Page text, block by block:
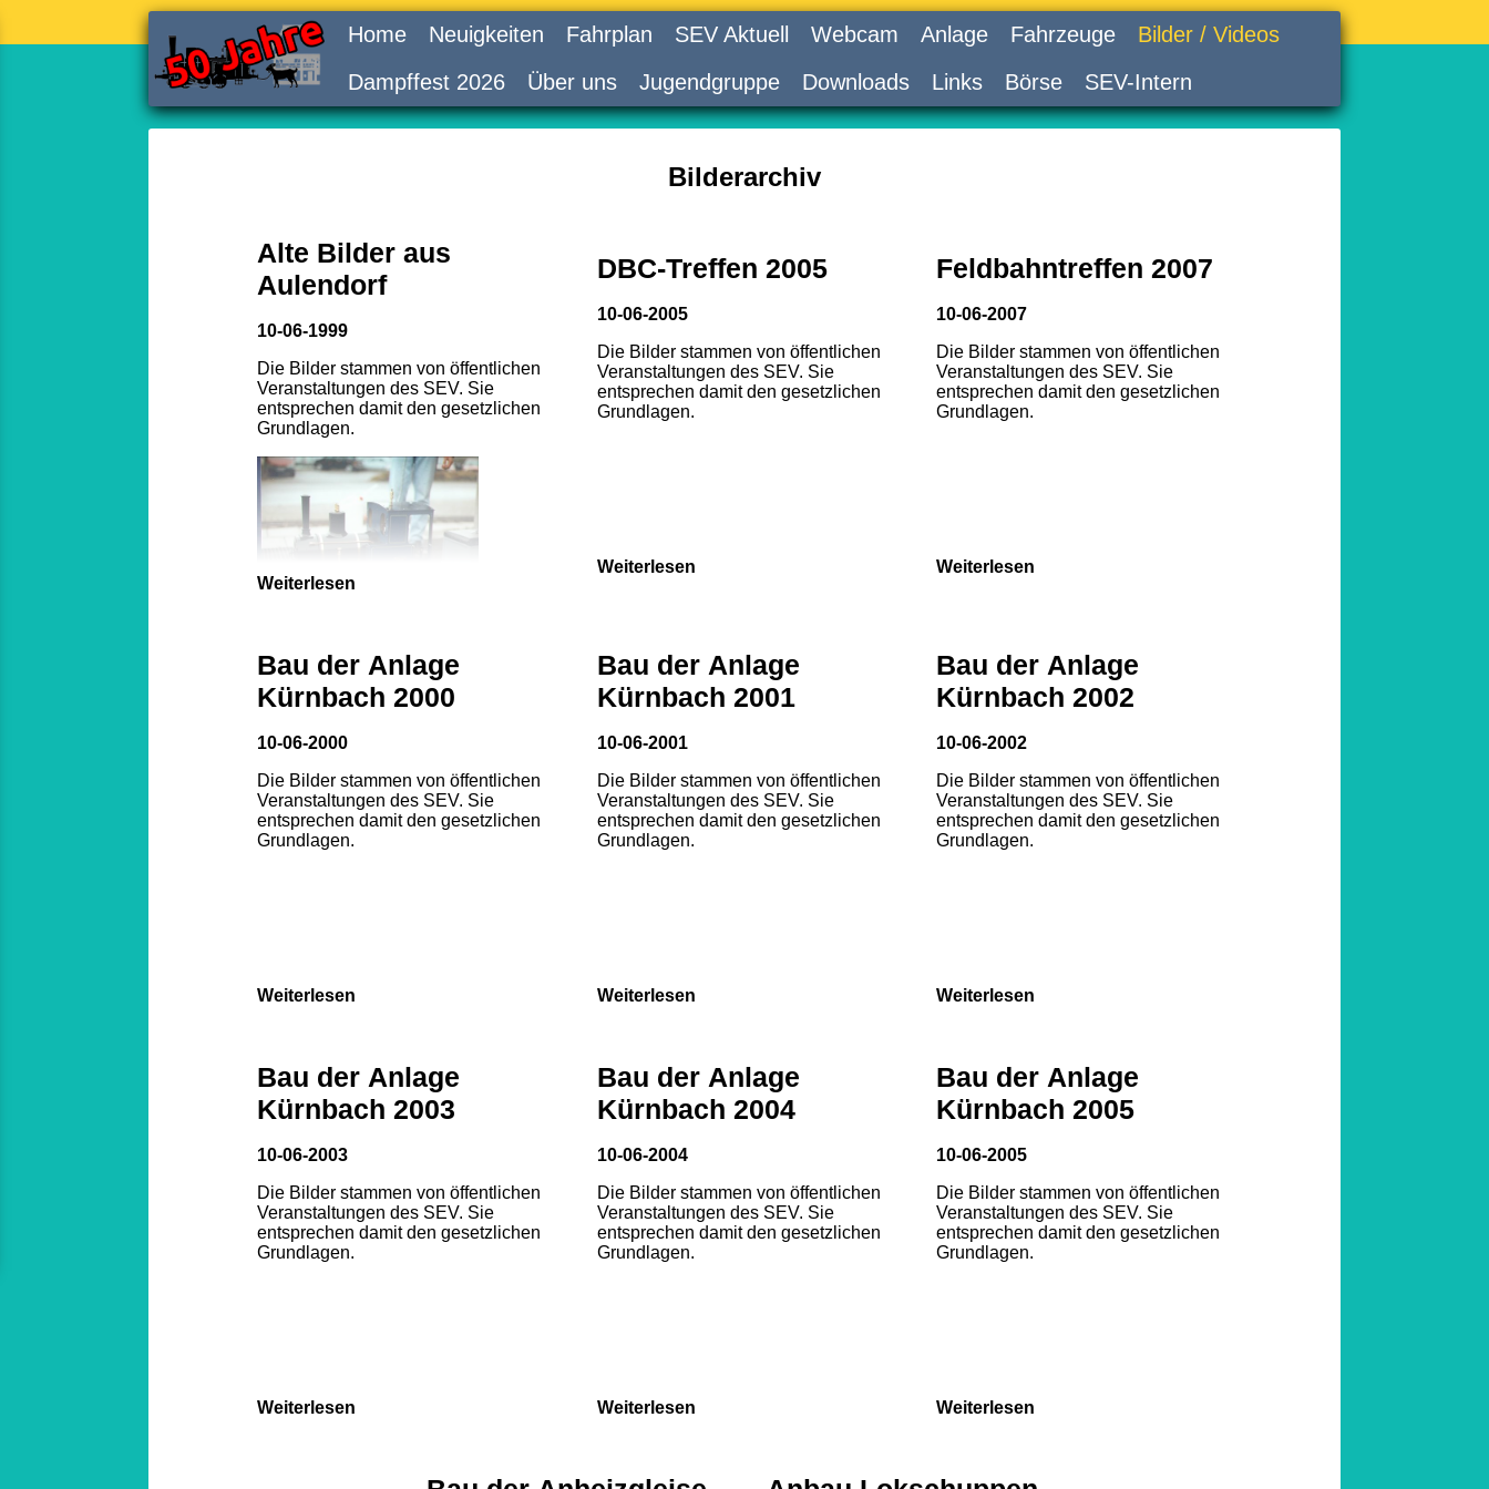
Home Neuigkeiten Fahrplan SEV Aktuell Webcam Anlage Fahrzeuge
Bilder / Videos
Dampffest 2026
Über uns Jugendgruppe Downloads Links Börse SEV-Intern
Bilderarchiv
Alte Bilder aus
Aulendorf
10-06-1999
Die Bilder stammen von öffentlichen
Veranstaltungen des SEV. Sie
entsprechen damit den gesetzlichen
Grundlagen.
Weiterlesen
DBC-Treffen 2005
10-06-2005
Die Bilder stammen von öffentlichen
Veranstaltungen des SEV. Sie
entsprechen damit den gesetzlichen
Grundlagen.
Weiterlesen
Feldbahntreffen 2007
10-06-2007
Die Bilder stammen von öffentlichen
Veranstaltungen des SEV. Sie
entsprechen damit den gesetzlichen
Grundlagen.
Weiterlesen
Bau der Anlage
Kürnbach 2000
10-06-2000
Die Bilder stammen von öffentlichen
Veranstaltungen des SEV. Sie
entsprechen damit den gesetzlichen
Grundlagen.
Weiterlesen
Bau der Anlage
Kürnbach 2001
10-06-2001
Die Bilder stammen von öffentlichen
Veranstaltungen des SEV. Sie
entsprechen damit den gesetzlichen
Grundlagen.
Weiterlesen
Bau der Anlage
Kürnbach 2002
10-06-2002
Die Bilder stammen von öffentlichen
Veranstaltungen des SEV. Sie
entsprechen damit den gesetzlichen
Grundlagen.
Weiterlesen
Bau der Anlage
Kürnbach 2003
10-06-2003
Die Bilder stammen von öffentlichen
Veranstaltungen des SEV. Sie
entsprechen damit den gesetzlichen
Grundlagen.
Weiterlesen
Bau der Anlage
Kürnbach 2004
10-06-2004
Die Bilder stammen von öffentlichen
Veranstaltungen des SEV. Sie
entsprechen damit den gesetzlichen
Grundlagen.
Weiterlesen
Bau der Anlage
Kürnbach 2005
10-06-2005
Die Bilder stammen von öffentlichen
Veranstaltungen des SEV. Sie
entsprechen damit den gesetzlichen
Grundlagen.
Weiterlesen